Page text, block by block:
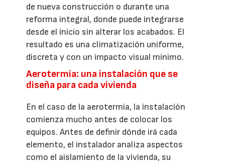
de nueva construcción o durante una
reforma integral, donde puede integrarse
desde el inicio sin alterar los acabados. El
resultado es una climatización uniforme,
discreta y con un impacto visual mínimo.
Aerotermia: una instalación que se
diseña para cada vivienda
En el caso de la aerotermia, la instalación
comienza mucho antes de colocar los
equipos. Antes de definir dónde irá cada
elemento, el instalador analiza aspectos
como el aislamiento de la vivienda, su